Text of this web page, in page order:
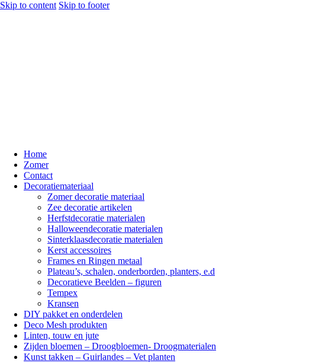
Skip to content Skip to footer
Home
Zomer
Contact
Decoratiemateriaal
Zomer decoratie materiaal
Zee decoratie artikelen
Herfstdecoratie materialen
Halloweendecoratie materialen
Sinterklaasdecoratie materialen
Kerst accessoires
Frames en Ringen metaal
Plateau’s, schalen, onderborden, planters, e.d
Decoratieve Beelden – figuren
Tempex
Kransen
DIY pakket en onderdelen
Deco Mesh produkten
Linten, touw en jute
Zijden bloemen – Droogbloemen- Droogmaterialen
Kunst takken – Guirlandes – Vet planten